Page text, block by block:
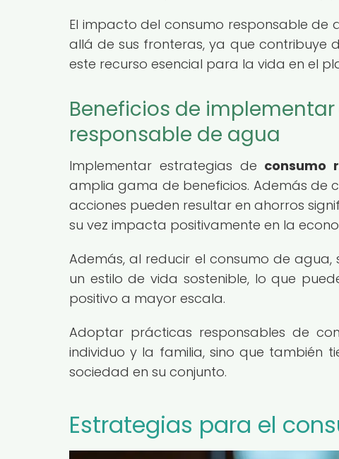
El impacto del consumo responsable de
allá de sus fronteras, ya que contribuye
este recurso esencial para la vida en el
Beneficios de
responsable de agua
Implementar estrategias de consumo
amplia gama de beneficios. Además de
acciones pueden resultar en ahorros
su vez impacta positivamente en la
Además, al reducir el consumo de
un estilo de vida sostenible, lo que
positivo a mayor escala.
Adoptar prácticas responsables de
individuo y la familia, sino que también
sociedad en su conjunto.
Estrategias para el